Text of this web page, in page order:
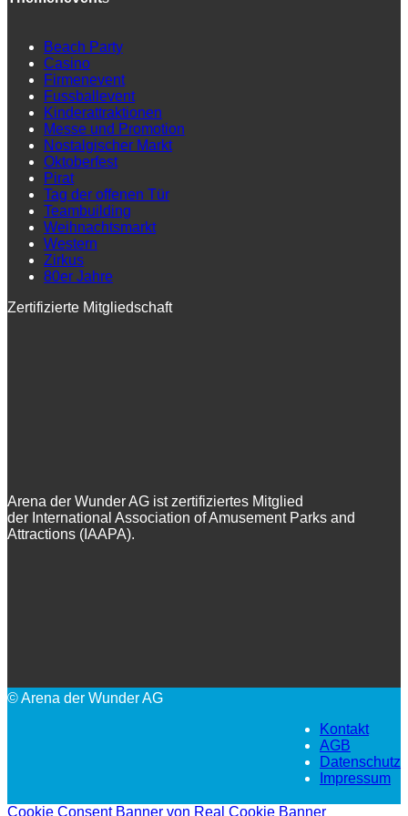
Beach Party
Casino
Firmenevent
Fussballevent
Kinderattraktionen
Messe und Promotion
Nostalgischer Markt
Oktoberfest
Pirat
Tag der offenen Tür
Teambuilding
Weihnachtsmarkt
Western
Zirkus
80er Jahre
Zertifizierte Mitgliedschaft
Arena der Wunder AG ist zertifiziertes Mitglied
der International Association of Amusement Parks and
Attractions (IAAPA).
© Arena der Wunder AG
Kontakt
AGB
Datenschutz
Impressum
Cookie Consent Banner von Real Cookie Banner